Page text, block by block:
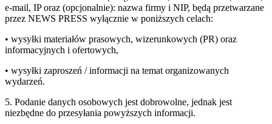
e-mail, IP oraz (opcjonalnie): nazwa firmy i NIP, będą przetwarzane
przez NEWS PRESS wyłącznie w poniższych celach:
• wysyłki materiałów prasowych, wizerunkowych (PR) oraz
informacyjnych i ofertowych,
• wysyłki zaproszeń / informacji na temat organizowanych
wydarzeń.
5. Podanie danych osobowych jest dobrowolne, jednak jest
niezbędne do przesyłania powyższych informacji.